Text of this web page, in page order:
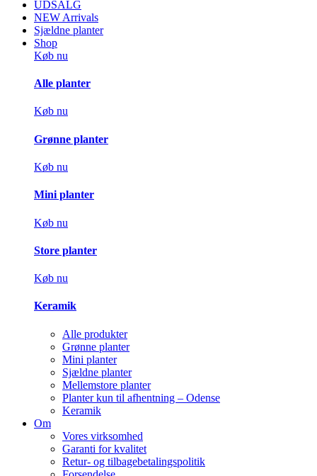
UDSALG
NEW Arrivals
Sjældne planter
Shop
Køb nu
Alle planter
Køb nu
Grønne planter
Køb nu
Mini planter
Køb nu
Store planter
Køb nu
Keramik
Alle produkter
Grønne planter
Mini planter
Sjældne planter
Mellemstore planter
Planter kun til afhentning – Odense
Keramik
Om
Vores virksomhed
Garanti for kvalitet
Retur- og tilbagebetalingspolitik